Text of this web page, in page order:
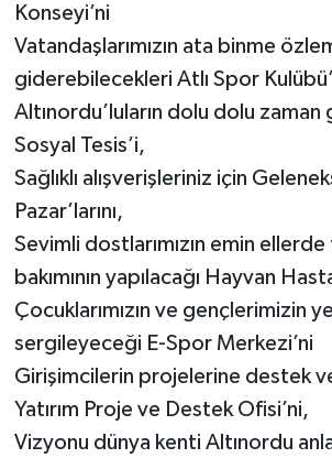
Konseyi’ni
Vatandaşlarımızın ata binme
giderebilecekleri Atlı Spor
Altınordu’luların dolu dolu
Sosyal Tesis’i,
Sağlıklı alışverişleriniz için
Pazar’larını,
Sevimli dostlarımızın emin
bakımının yapılacağı Hayvan
Çocuklarımızın ve gençlerimizin
sergileyeceği E-Spor Merkezi’ni
Girişimcilerin projelerine destek
Yatırım Proje ve Destek Ofisi’ni,
Vizyonu dünya kenti Altınordu